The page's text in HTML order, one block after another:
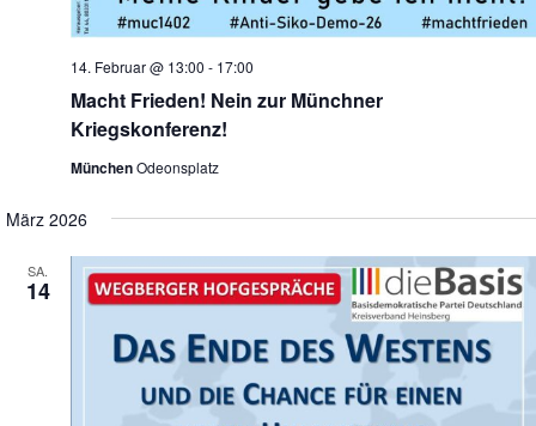
Macht Frieden! Nein zur Münchner
Kriegskonferenz!
14. Februar @ 13:00 - 17:00
MünchenOdeonsplatz
März 2026
SA.
14